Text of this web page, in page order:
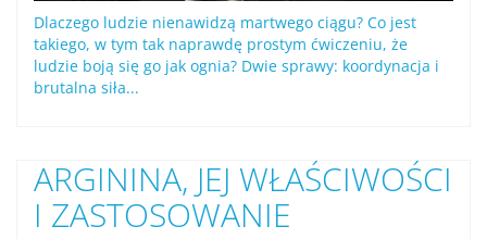
Dlaczego ludzie nienawidzą martwego ciągu? Co jest
takiego, w tym tak naprawdę prostym ćwiczeniu, że
ludzie boją się go jak ognia? Dwie sprawy: koordynacja i
brutalna siła...
ARGININA, JEJ WŁAŚCIWOŚCI
I ZASTOSOWANIE